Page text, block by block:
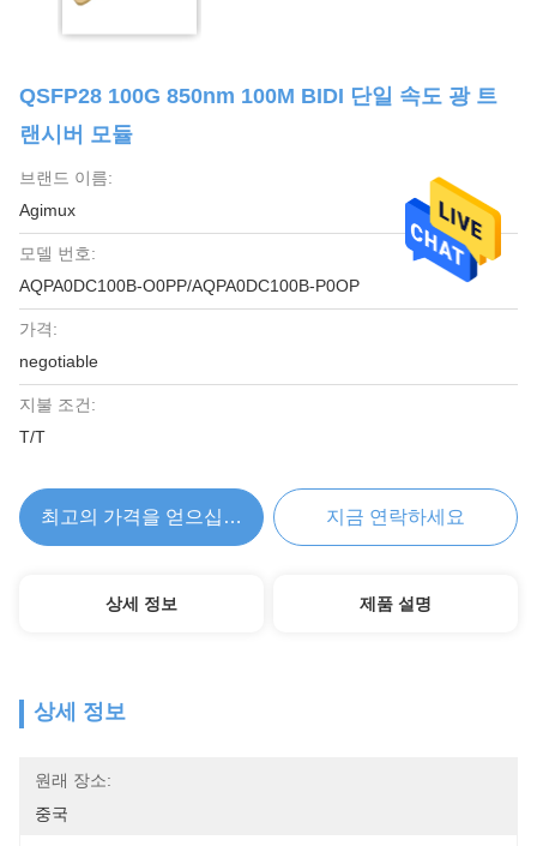
QSFP28 100G 850nm 100M BIDI 단일 속도 광 트
랜시버 모듈
브랜드 이름:
Agimux
모델 번호:
AQPA0DC100B-O0PP/AQPA0DC100B-P0OP
가격:
negotiable
지불 조건:
T/T
최고의 가격을 얻으십시오 지금 연락하세요
상세 정보 제품 설명
상세 정보
원래 장소:
중국